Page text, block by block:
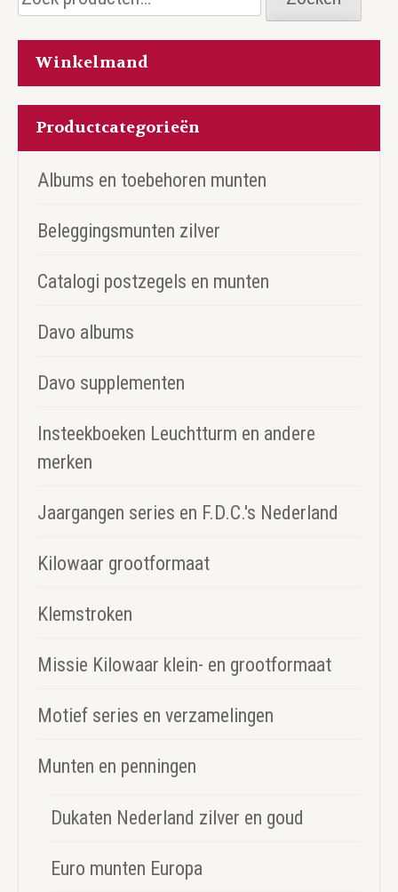
naar:
Winkelmand
Productcategorieën
Albums en toebehoren munten
Beleggingsmunten zilver
Catalogi postzegels en munten
Davo albums
Davo supplementen
Insteekboeken Leuchtturm en andere
merken
Jaargangen series en F.D.C.'s Nederland
Kilowaar grootformaat
Klemstroken
Missie Kilowaar klein- en grootformaat
Motief series en verzamelingen
Munten en penningen
Dukaten Nederland zilver en goud
Euro munten Europa